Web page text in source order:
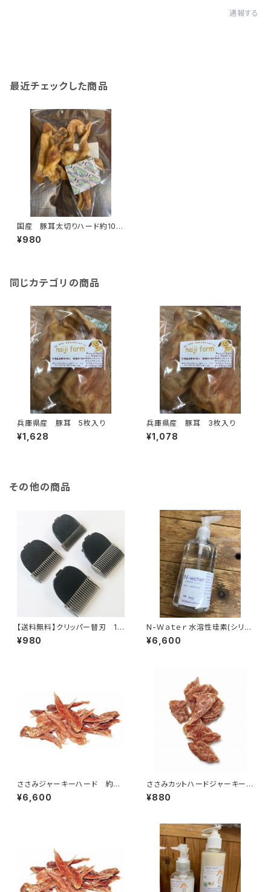
通報する
最近チェックした商品
国産 豚耳太切りハード約100
g
¥980
同じカテゴリの商品
兵庫県産 豚耳 5枚入り
¥1,628
兵庫県産 豚耳 3枚入り
¥1,078
その他の商品
【送料無料】クリッパー替刃 1m
m
¥980
N-Ｗａｔｅｒ 水溶性珪素(シリ
カ) 250ml
¥6,600
ささみジャーキーハード 約88
0g
¥6,600
ささみカットハードジャーキー
約110g
¥880